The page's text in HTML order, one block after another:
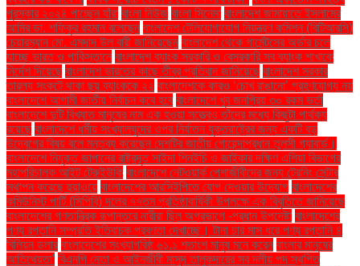
পুরস্কার ২০২৪ পাচ্ছেন যাঁরা বাংলা নিউজ বাংলা সিনেমা বাংলাদেশ জামায়াতে ইসলামের
আমির ডা. শফিকুর রহমান বলেছেন বাংলাদেশ টেলিযোগাযোগ নিয়ন্ত্রণ কমিশন (বিটিআরসি)
চেয়ারম্যান মো. এমদাদ উল বারী জানিয়েছেন বাংলাদেশ থেকে গার্মেন্টসের অর্ডার চলে
যাচ্ছে ভারত ও পাকিস্তানে বাংলাদেশ ব্যাংক সরকারি ও বেসরকারি সব ব্যাংক শাখাকে
নির্দেশ দিয়েছে বাংলাদেশ ভারতের কাছে তীব্র প্রতিবাদ জানিয়েছে বাংলাদেশ সরকার
তারল্য সংকটে থাকা ছয় ব্যাংককে ২২ বাংলাদেশকে কারও ‘চোখ রাঙানো’ গ্রহণযোগ্য নয়
বাংলাদেশে আগামী জাতীয় নির্বাচন কবে হবে বাংলাদেশে খুব জনপ্রিয় ৩০ রকম ভর্তা
বাংলাদেশে দুটি বিখ্যাত মানুষের নাম এক হওয়া সত্ত্বেও তাঁদের মধ্যে কিছুটা পার্থক্য
রয়েছে বাংলাদেশে ধর্মীয় সংখ্যালঘুদের ওপর নির্যাতন যুক্তরাষ্ট্রের জন্য একটি বড়
উদ্বেগের বিষয় বলে মন্তব্য করেছেন দেশটির জাতীয় গোয়েন্দাপ্রধান তুলসী গ্যাবার্ড।
বাংলাদেশে নিযুক্ত জাপানের রাষ্ট্রদূত সাইদা শিনইচি ও জাইকার দক্ষিণ এশিয়া বিভাগের
মহাপরিচালক আইট টেরুইউকি বাংলাদেশে নেটওয়ার্ক পেশাজীবীদের জন্য ট্রেনিং সেন্টার
স্থাপন করেছে হুয়াওয়ে বাংলাদেশের আরসিইপিতে যোগ দেওয়ার উদ্যোগ বাংলাদেশের
কমিউনিস্ট পার্টি (সিপিবি) দলের ৭৭তম প্রতিষ্ঠাবার্ষিকী উপলক্ষে এক বিবৃতিতে জানিয়েছে
বাংলাদেশের গণতান্ত্রিক রূপান্তরে নারীরা ছিল অগ্রভাগে -প্রধান উপদেষ্টা বাংলাদেশের
পণ্য রপ্তানি সম্প্রতি ইতিবাচক প্রবণতা দেখাচ্ছে। টানা চার মাস ধরে পণ্য রপ্তানি ৪
বিলিয়ন ডলার বাংলাদেশের সংখ্যাগরিষ্ঠ ৬১.১ শতাংশ মানুষ মনে করেন বাংলার মানুষের
আতিথেয়তা' বিএনপি নেতা ও আইনজীবী মাসুদ তালুকদারের সব দলীয় পদ স্থগিত